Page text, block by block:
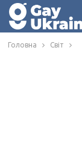
Головна Світ